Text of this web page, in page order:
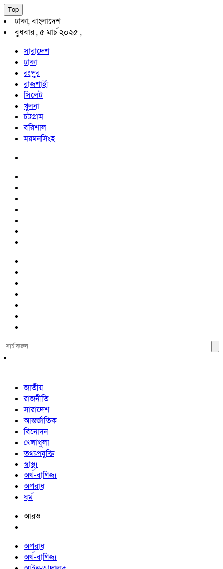
Top
ঢাকা, বাংলাদেশ
বুধবার , ৫ মার্চ ২০২৫ ,
সারাদেশ
ঢাকা
রংপুর
রাজশাহী
সিলেট
খুলনা
চট্টগ্রাম
বরিশাল
ময়মনসিংহ
Search
For:
জাতীয়
রাজনীতি
সারাদেশ
আন্তর্জাতিক
বিনোদন
খেলাধুলা
তথ্যপ্রযুক্তি
স্বাস্থ্য
অর্থ-বাণিজ্য
অপরাধ
ধর্ম
আরও
অপরাধ
অর্থ-বাণিজ্য